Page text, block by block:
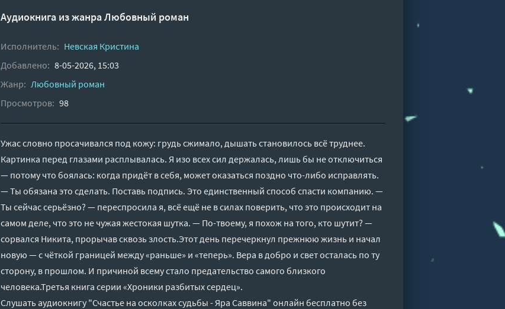
Аудиокнига из жанраЛюбовный роман
Исполнитель: Невская Кристина
Добавлено: 8-05-2026, 15:03
Жанр: Любовный роман
Просмотров: 98
Ужас словно просачивался под кожу: грудь сжимало, дышать становилось всё труднее.
Картинка перед глазами расплывалась. Я изо всех сил держалась, лишь бы не отключиться
— потому что боялась: когда придёт в себя, может оказаться поздно что-либо исправлять.
— Ты обязана это сделать. Поставь подпись. Это единственный способ спасти компанию. —
Ты сейчас серьёзно? — переспросила я, всё ещё не в силах поверить, что это происходит на
самом деле, что это не чужая жестокая шутка. — По-твоему, я похож на того, кто шутит? —
сорвался Никита, прорычав сквозь злость.Этот день перечеркнул прежнюю жизнь и начал
новую — с чёткой границей между «раньше» и «теперь». Вера в добро и свет осталась по ту
сторону, в прошлом. И причиной всему стало предательство самого близкого
человека.Третья книга серии «Хроники разбитых сердец».
Слушать аудиокнигу "Счастье на осколках судьбы - Яра Саввина" онлайн бесплатно без